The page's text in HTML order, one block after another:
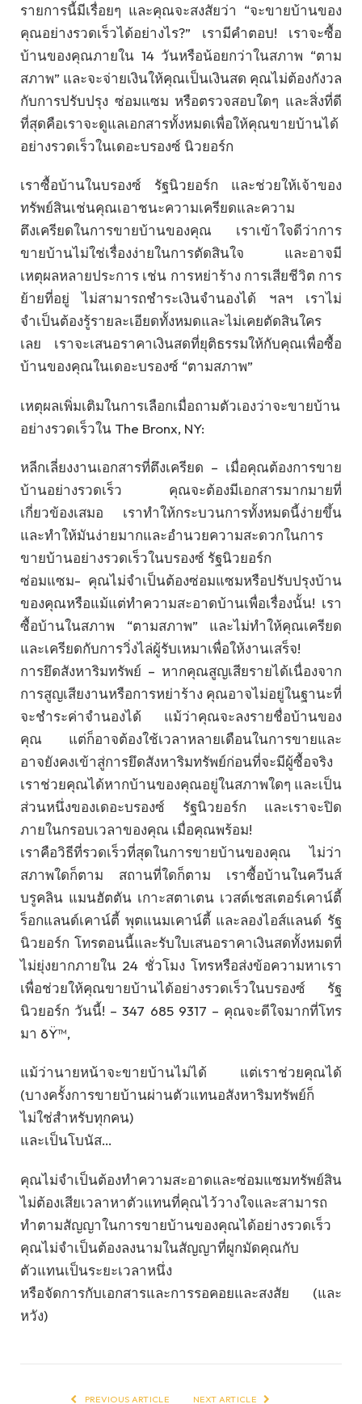
รายการนี้มีเรื่อยๆ และคุณจะสงสัยว่า “จะขายบ้านของ
คุณอย่างรวดเร็วได้อย่างไร?” เรามีคำตอบ! เราจะซื้อ
บ้านของคุณภายใน 14 วันหรือน้อยกว่าในสภาพ “ตาม
สภาพ” และจะจ่ายเงินให้คุณเป็นเงินสด คุณไม่ต้องกังวล
กับการปรับปรุง ซ่อมแซม หรือตรวจสอบใดๆ และสิ่งที่ดี
ที่สุดคือเราจะดูแลเอกสารทั้งหมดเพื่อให้คุณขายบ้านได้
อย่างรวดเร็วในเดอะบรองซ์ นิวยอร์ก
เราซื้อบ้านในบรองซ์ รัฐนิวยอร์ก และช่วยให้เจ้าของ
ทรัพย์สินเช่นคุณเอาชนะความเครียดและความ
ตึงเครียดในการขายบ้านของคุณ เราเข้าใจดีว่าการ
ขายบ้านไม่ใช่เรื่องง่ายในการตัดสินใจ และอาจมี
เหตุผลหลายประการ เช่น การหย่าร้าง การเสียชีวิต การ
ย้ายที่อยู่ ไม่สามารถชำระเงินจำนองได้ ฯลฯ เราไม่
จำเป็นต้องรู้รายละเอียดทั้งหมดและไม่เคยตัดสินใคร
เลย เราจะเสนอราคาเงินสดที่ยุติธรรมให้กับคุณเพื่อซื้อ
บ้านของคุณในเดอะบรองซ์ “ตามสภาพ”
เหตุผลเพิ่มเติมในการเลือกเมื่อถามตัวเองว่าจะขายบ้าน
อย่างรวดเร็วใน The Bronx, NY:
หลีกเลี่ยงงานเอกสารที่ตึงเครียด – เมื่อคุณต้องการขาย
บ้านอย่างรวดเร็ว คุณจะต้องมีเอกสารมากมายที่
เกี่ยวข้องเสมอ เราทำให้กระบวนการทั้งหมดนี้ง่ายขึ้น
และทำให้มันง่ายมากและอำนวยความสะดวกในการ
ขายบ้านอย่างรวดเร็วในบรองซ์ รัฐนิวยอร์ก
ซ่อมแซม- คุณไม่จำเป็นต้องซ่อมแซมหรือปรับปรุงบ้าน
ของคุณหรือแม้แต่ทำความสะอาดบ้านเพื่อเรื่องนั้น! เรา
ซื้อบ้านในสภาพ “ตามสภาพ” และไม่ทำให้คุณเครียด
และเครียดกับการวิ่งไล่ผู้รับเหมาเพื่อให้งานเสร็จ!
การยึดสังหาริมทรัพย์ – หากคุณสูญเสียรายได้เนื่องจาก
การสูญเสียงานหรือการหย่าร้าง คุณอาจไม่อยู่ในฐานะที่
จะชำระค่าจำนองได้ แม้ว่าคุณจะลงรายชื่อบ้านของ
คุณ แต่ก็อาจต้องใช้เวลาหลายเดือนในการขายและ
อาจยังคงเข้าสู่การยึดสังหาริมทรัพย์ก่อนที่จะมีผู้ซื้อจริง
เราช่วยคุณได้หากบ้านของคุณอยู่ในสภาพใดๆ และเป็น
ส่วนหนึ่งของเดอะบรองซ์ รัฐนิวยอร์ก และเราจะปิด
ภายในกรอบเวลาของคุณ เมื่อคุณพร้อม!
เราคือวิธีที่รวดเร็วที่สุดในการขายบ้านของคุณ ไม่ว่า
สภาพใดก็ตาม สถานที่ใดก็ตาม เราซื้อบ้านในควีนส์
บรูคลิน แมนฮัตตัน เกาะสตาเตน เวสต์เชสเตอร์เคาน์ตี้
ร็อกแลนด์เคาน์ตี้ พุตแนมเคาน์ตี้ และลองไอส์แลนด์ รัฐ
นิวยอร์ก โทรตอนนี้และรับใบเสนอราคาเงินสดทั้งหมดที่
ไม่ยุ่งยากภายใน 24 ชั่วโมง โทรหรือส่งข้อความหาเรา
เพื่อช่วยให้คุณขายบ้านได้อย่างรวดเร็วในบรองซ์ รัฐ
นิวยอร์ก วันนี้! – 347 685 9317 – คุณจะดีใจมากที่โทร
มา ðŸ™‚
แม้ว่านายหน้าจะขายบ้านไม่ได้ แต่เราช่วยคุณได้
(บางครั้งการขายบ้านผ่านตัวแทนอสังหาริมทรัพย์ก็
ไม่ใช่สำหรับทุกคน)
และเป็นโบนัส…
คุณไม่จำเป็นต้องทำความสะอาดและซ่อมแซมทรัพย์สิน
ไม่ต้องเสียเวลาหาตัวแทนที่คุณไว้วางใจและสามารถ
ทำตามสัญญาในการขายบ้านของคุณได้อย่างรวดเร็ว
คุณไม่จำเป็นต้องลงนามในสัญญาที่ผูกมัดคุณกับ
ตัวแทนเป็นระยะเวลาหนึ่ง
หรือจัดการกับเอกสารและการรอคอยและสงสัย (และ
หวัง)
PREVIOUS ARTICLE NEXT ARTICLE